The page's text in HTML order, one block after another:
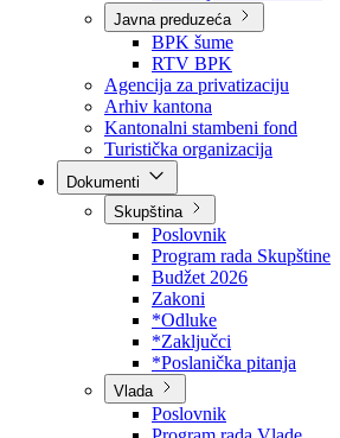
Direkcija za robne rezerve
Direkcija za ceste
Direkcija za šumarstvo
Javna preduzeća
BPK šume
RTV BPK
Agencija za privatizaciju
Arhiv kantona
Kantonalni stambeni fond
Turistička organizacija
Skupština
Poslovnik
Program rada Skupštine
Budžet 2026
Zakoni
*Odluke
*Zaključci
*Poslanička pitanja